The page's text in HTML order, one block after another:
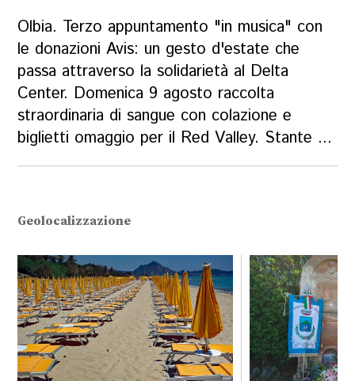
Olbia. Terzo appuntamento "in musica" con
le donazioni Avis: un gesto d'estate che
passa attraverso la solidarietà al Delta
Center. Domenica 9 agosto raccolta
straordinaria di sangue con colazione e
biglietti omaggio per il Red Valley. Stante ...
Geolocalizzazione